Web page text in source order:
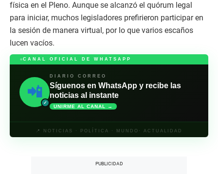
física en el Pleno. Aunque se alcanzó el quórum legal
para iniciar, muchos legisladores prefirieron participar en
la sesión de manera virtual, por lo que varios escaños
lucen vacíos.
CANAL OFICIAL DE WHATSAPP
📲
✓
DIARIO CORREO
Síguenos en WhatsApp y recibe las
noticias al instante
UNIRME AL CANAL →
📍 NOTICIAS · POLÍTICA · MUNDO· ACTUALIDAD